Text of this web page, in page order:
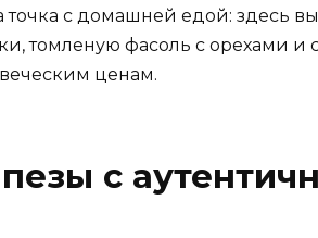
точка с домашней едой: здесь
томленую фасоль с орехами и
ценам.
с